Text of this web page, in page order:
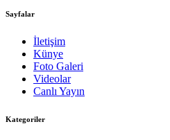
Sayfalar
İletişim
Künye
Foto Galeri
Videolar
Canlı Yayın
Kategoriler